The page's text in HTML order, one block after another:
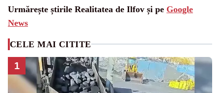
Urmărește știrile Realitatea de Ilfov și pe Google
News
CELE MAI CITITE
1